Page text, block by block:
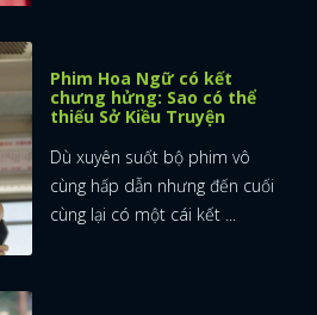
Phim Hoa Ngữ có kết
chưng hửng: Sao có thể
thiếu Sở Kiều Truyện
Dù xuyên suốt bộ phim vô
cùng hấp dẫn nhưng đến cuối
cùng lại có một cái kết ...